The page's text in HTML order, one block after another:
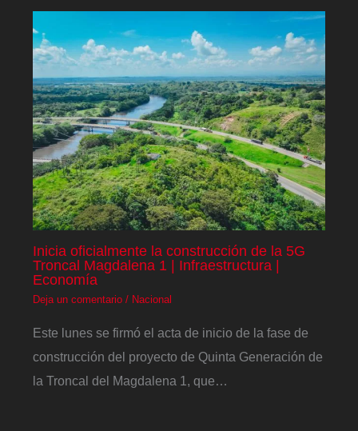
Inicia oficialmente la construcción de la 5G
Troncal Magdalena 1 | Infraestructura |
Economía
Deja un comentario / Nacional
Este lunes se firmó el acta de inicio de la fase de
construcción del proyecto de Quinta Generación de
la Troncal del Magdalena 1, que…